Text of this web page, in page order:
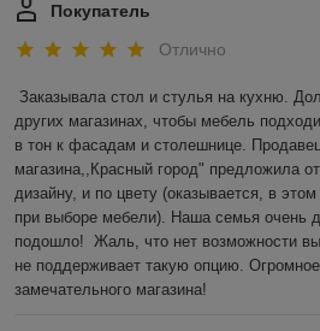
Покупатель
Отлично
Заказывала стол и стулья на кухню.
других магазинах, чтобы мебель
в тон к фасадам и столешнице.
магазина,,Красный город" предложила
дизайну, и по цвету (оказывается, в
при выборе мебели). Наша семья очень
подошло!  Жаль, что нет возможности
не поддерживает такую опцию.
замечательного магазина!